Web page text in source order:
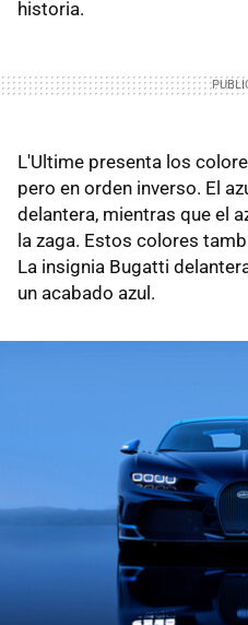
historia.
L'Ultime presenta los
pero en orden inverso. El
delantera, mientras que el
la zaga. Estos colores
La insignia Bugatti
un acabado azul.